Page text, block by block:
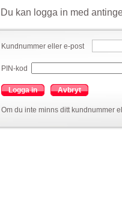
Du kan logga in med
Kundnummer eller e-post
PIN-kod
Logga in Avbryt
Om du inte minns ditt kundnummer